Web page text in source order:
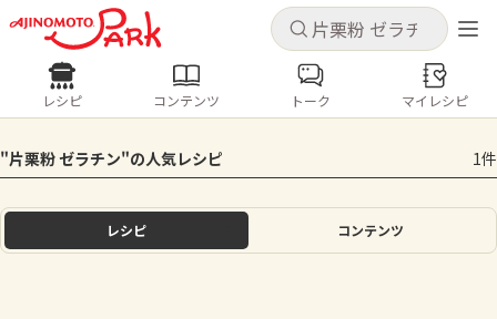
キャンセル
ログインするとレシピを保存できます
ログイン
ホーム
キャンセル
レシピ コンテンツ
人気の食材・レシピ
きゅうり なす トマト
とうもろこし
レシピ コンテンツ トーク マイレシピ
"片栗粉 ゼラチン"の人気レシピ 1件
レシピ コンテンツ